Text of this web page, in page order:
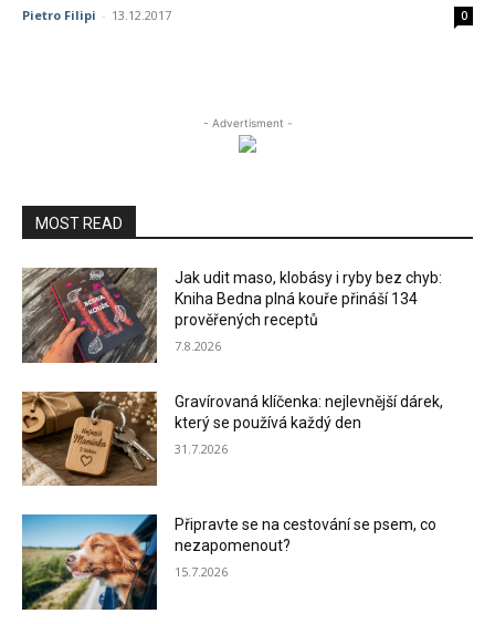
Pietro Filipi - 13.12.2017 0
- Advertisment -
MOST READ
Jak udit maso, klobásy i ryby bez chyb:
Kniha Bedna plná kouře přináší 134
prověřených receptů
7.8.2026
Gravírovaná klíčenka: nejlevnější dárek,
který se používá každý den
31.7.2026
Připravte se na cestování se psem, co
nezapomenout?
15.7.2026